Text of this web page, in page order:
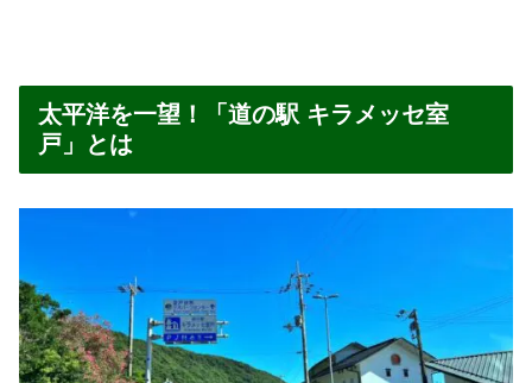
太平洋を一望！「道の駅 キラメッセ室
戸」とは